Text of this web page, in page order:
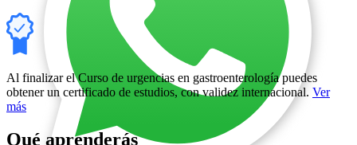
Al finalizar el Curso de urgencias en gastroenterología puedes
obtener un certificado de estudios, con validez internacional. Ver
más
Qué aprenderás